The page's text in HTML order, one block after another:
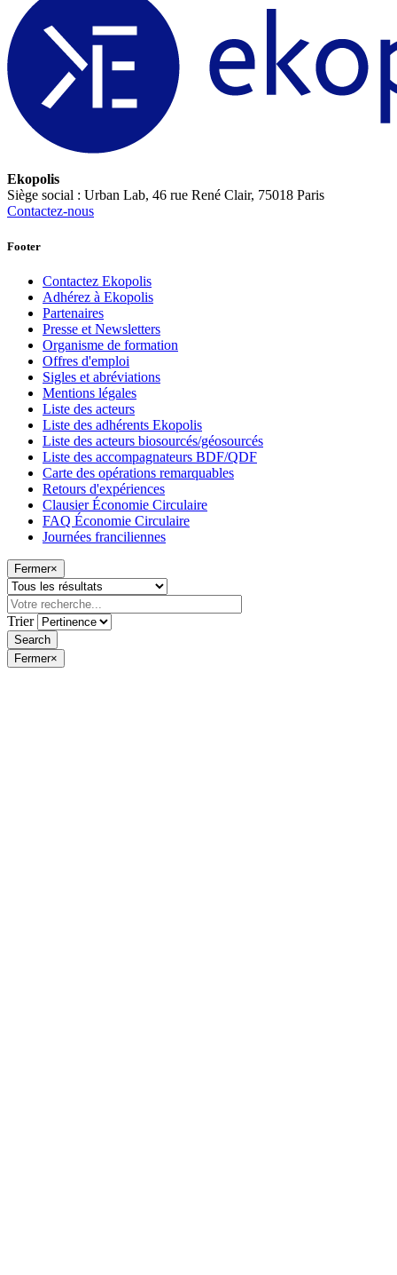
Ekopolis
Siège social : Urban Lab, 46 rue René Clair, 75018 Paris
Contactez-nous
Footer
Contactez Ekopolis
Adhérez à Ekopolis
Partenaires
Presse et Newsletters
Organisme de formation
Offres d'emploi
Sigles et abréviations
Mentions légales
Liste des acteurs
Liste des adhérents Ekopolis
Liste des acteurs biosourcés/géosourcés
Liste des accompagnateurs BDF/QDF
Carte des opérations remarquables
Retours d'expériences
Clausier Économie Circulaire
FAQ Économie Circulaire
Journées franciliennes
Fermer×
Trier
Fermer×